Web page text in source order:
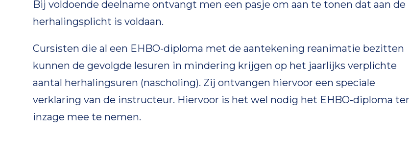
Bij voldoende deelname ontvangt men een pasje om aan te tonen dat aan de
herhalingsplicht is voldaan.
Cursisten die al een EHBO-diploma met de aantekening reanimatie bezitten
kunnen de gevolgde lesuren in mindering krijgen op het jaarlijks verplichte
aantal herhalingsuren (nascholing). Zij ontvangen hiervoor een speciale
verklaring van de instructeur. Hiervoor is het wel nodig het EHBO-diploma ter
inzage mee te nemen.